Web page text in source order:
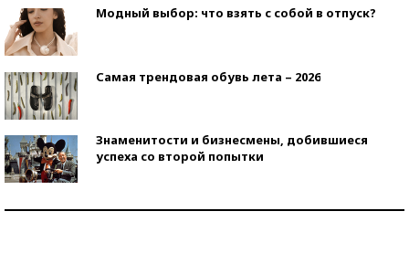
Модный выбор: что взять с собой в отпуск?
Самая трендовая обувь лета – 2026
Знаменитости и бизнесмены, добившиеся
успеха со второй попытки